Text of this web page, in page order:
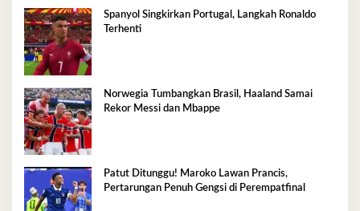
Spanyol Singkirkan Portugal, Langkah Ronaldo
Terhenti
Norwegia Tumbangkan Brasil, Haaland Samai
Rekor Messi dan Mbappe
Patut Ditunggu! Maroko Lawan Prancis,
Pertarungan Penuh Gengsi di Perempatfinal